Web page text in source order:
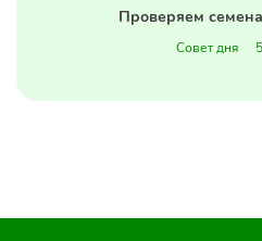
Проверяем
Совет дня